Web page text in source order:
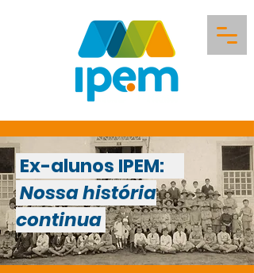
Ex-alunos IPEM:
Nossa história
continua